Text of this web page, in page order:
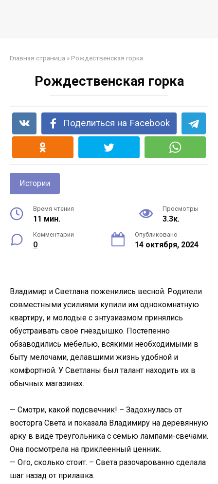
Главная страница » Рождественская горка
Рождественская горка
Поделиться на Facebook
Истории
Время чтения
11 мин.
Просмотры
3.3к.
Комментарии
0
Опубликовано
14 октября, 2024
Владимир и Светлана поженились весной. Родители
совместными усилиями купили им однокомнатную
квартиру, и молодые с энтузиазмом принялись
обустраивать своё гнёздышко. Постепенно
обзаводились мебелью, всякими необходимыми в
быту мелочами, делавшими жизнь удобной и
комфортной. У Светланы был талант находить их в
обычных магазинах.
— Смотри, какой подсвечник! – Задохнулась от
восторга Света и показала Владимиру на деревянную
арку в виде треугольника с семью лампами-свечами.
Она посмотрела на приклеенный ценник.
— Ого, сколько стоит. – Света разочарованно сделала
шаг назад от прилавка.